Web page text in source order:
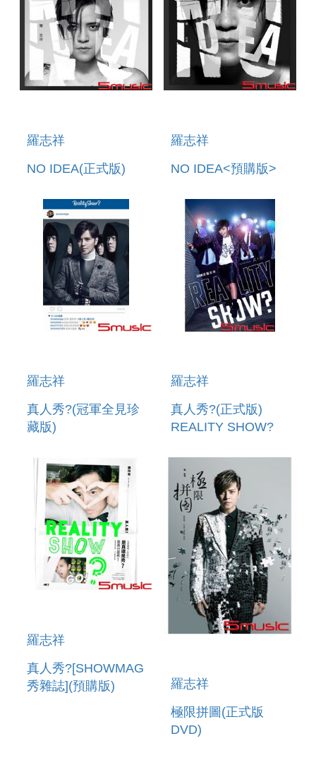
羅志祥
NO IDEA(正式版)
羅志祥
NO IDEA<預購版>
羅志祥
真人秀?(冠軍全見珍
藏版)
羅志祥
真人秀?(正式版)
REALITY SHOW?
羅志祥
真人秀?[SHOWMAG
秀雜誌](預購版)
羅志祥
極限拼圖(正式版
DVD)